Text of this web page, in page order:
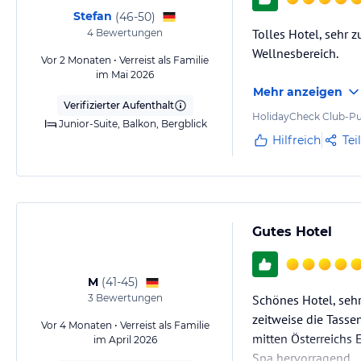
jeweiligen Veranstalters.
Stefan (46-50)
4 Bewertungen
Vor 2 Monaten • Verreist als Familie
im Mai 2026
Verifizierter Aufenthalt
Junior-Suite, Balkon, Bergblick
Tolles Hotel, sehr
Wellnesbereich.
Mehr anzeigen
HolidayCheck Club-
Hilfreich
M (41-45)
3Bewertungen
Vor 4 Monaten • Verreist als Familie
im April 2026
Gutes Hotel
Schönes Hotel,
zeitweise die
mitten Österreichs
Spa hervorragend